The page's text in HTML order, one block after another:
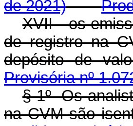
de 2021)
XVII - os
de registro na
depósito de
Provisória nº
§ 1º Os
na CVM são